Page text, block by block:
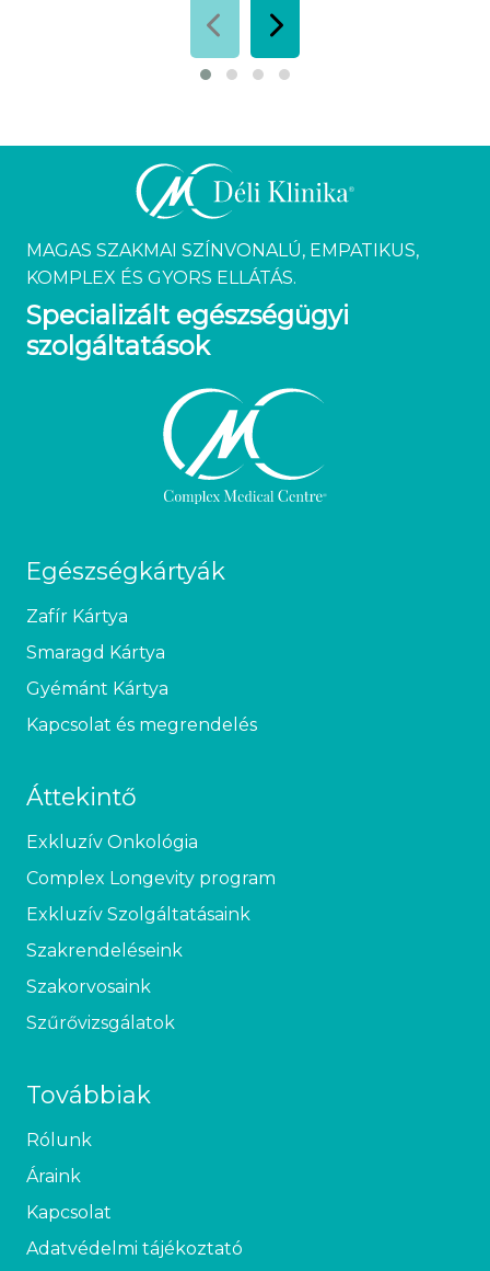
MAGAS SZAKMAI SZÍNVONALÚ, EMPATIKUS,
KOMPLEX ÉS GYORS ELLÁTÁS.
Specializált egészségügyi
szolgáltatások
Egészségkártyák
Zafír Kártya
Smaragd Kártya
Gyémánt Kártya
Kapcsolat és megrendelés
Áttekintő
Exkluzív Onkológia
Complex Longevity program
Exkluzív Szolgáltatásaink
Szakrendeléseink
Szakorvosaink
Szűrővizsgálatok
Továbbiak
Rólunk
Áraink
Kapcsolat
Adatvédelmi tájékoztató